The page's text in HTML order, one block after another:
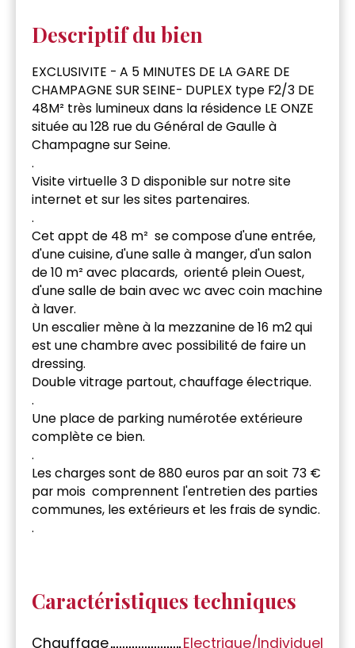
Descriptif du bien
EXCLUSIVITE - A 5 MINUTES DE LA GARE DE
CHAMPAGNE SUR SEINE- DUPLEX type F2/3 DE
48M² très lumineux dans la résidence LE ONZE
située au 128 rue du Général de Gaulle à
Champagne sur Seine.
.
Visite virtuelle 3 D disponible sur notre site
internet et sur les sites partenaires.
.
Cet appt de 48 m² se compose d'une entrée,
d'une cuisine, d'une salle à manger, d'un salon
de 10 m² avec placards, orienté plein Ouest,
d'une salle de bain avec wc avec coin machine
à laver.
Un escalier mène à la mezzanine de 16 m2 qui
est une chambre avec possibilité de faire un
dressing.
Double vitrage partout, chauffage électrique.
.
Une place de parking numérotée extérieure
complète ce bien.
.
Les charges sont de 880 euros par an soit 73 €
par mois comprennent l'entretien des parties
communes, les extérieurs et les frais de syndic.
.
Caractéristiques techniques
Chauffage Electrique/Individuel